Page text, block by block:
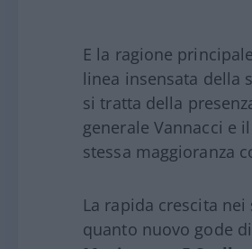
E la ragione
linea insensata della
si tratta della
generale Vannacci e
stessa maggioranza
La rapida crescita
quanto nuovo gode